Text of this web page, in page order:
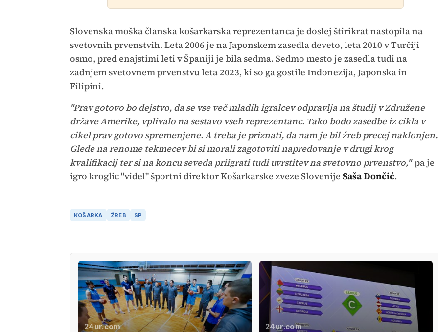
Slovenska moška članska košarkarska reprezentanca je doslej štirikrat nastopila na
svetovnih prvenstvih. Leta 2006 je na Japonskem zasedla deveto, leta 2010 v Turčiji
osmo, pred enajstimi leti v Španiji je bila sedma. Sedmo mesto je zasedla tudi na
zadnjem svetovnem prvenstvu leta 2023, ki so ga gostile Indonezija, Japonska in
Filipini.
"Prav gotovo bo dejstvo, da se vse več mladih igralcev odpravlja na študij v Združene
države Amerike, vplivalo na sestavo vseh reprezentanc. Tako bodo zasedbe iz cikla v
cikel prav gotovo spremenjene. A treba je priznati, da nam je bil žreb precej naklonjen.
Glede na renome tekmecev bi si morali zagotoviti napredovanje v drugi krog
kvalifikacij ter si na koncu seveda priigrati tudi uvrstitev na svetovno prvenstvo,"pa je
igro kroglic "videl" športni direktor Košarkarske zveze Slovenije Saša Dončić.
KOŠARKA ŽREB SP
24ur.com
24ur.com